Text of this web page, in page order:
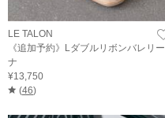
LE TALON
《追加予約》Lダブルリボンバレリー
ナ
¥13,750
(46)